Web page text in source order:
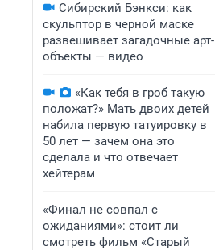
Сибирский Бэнкси: как
скульптор в черной маске
развешивает загадочные арт-
объекты — видео
«Как тебя в гроб такую
положат?» Мать двоих детей
набила первую татуировку в
50 лет — зачем она это
сделала и что отвечает
хейтерам
«Финал не совпал с
ожиданиями»: стоит ли
смотреть фильм «Старый